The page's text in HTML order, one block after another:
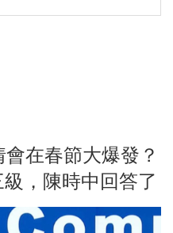
在春節大爆發？
，陳時中回答了